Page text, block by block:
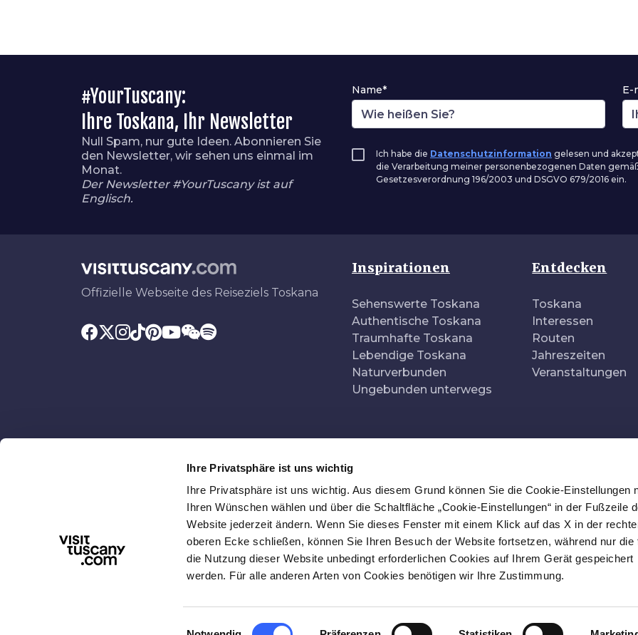
Ihre Privatsphäre ist uns wichtig
Ihre Privatsphäre ist uns wichtig. Aus diesem Grund können Sie die Cookie-Einstellungen
Ihren Wünschen wählen und über die Schaltfläche „Cookie-Einstellungen“ in der Fußzeile
Website jederzeit ändern. Wenn Sie dieses Fenster mit einem Klick auf das X in der
oberen Ecke schließen, können Sie Ihren Besuch der Website fortsetzen, während nur die
die Nutzung dieser Website unbedingt erforderlichen Cookies auf Ihrem Gerät gespeichert
werden. Für alle anderen Arten von Cookies benötigen wir Ihre Zustimmung.
Einwilligungsauswahl
#YourTuscany:
Ihre Toskana, Ihr Newsletter
Null Spam, nur gute Ideen. Abonnieren Sie
den Newsletter, wir sehen uns einmal im
Monat.
Der Newsletter #YourTuscany ist auf
Englisch.
Name* E-
Ich habe die Datenschutzinformation gelesen und
die Verarbeitung meiner personenbezogenen Daten
Gesetzesverordnung 196/2003 und DSGVO 679/2016 ein.
Offizielle Webseite des Reiseziels Toskana
Inspirationen
Sehenswerte Toskana
Authentische Toskana
Traumhafte Toskana
Lebendige Toskana
Naturverbunden
Ungebunden unterwegs
Entdecken
Toskana
Interessen
Routen
Jahreszeiten
Veranstaltungen
Mit dem Beitrag von